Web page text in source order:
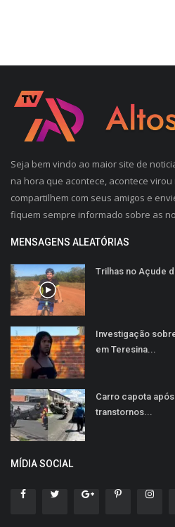
Seja bem vindo ao maior site de
na hora que acontece, acontece
compartilhem com seus amigos e
fiquem sempre informado sobre as
MENSAGENS ALEATÓRIAS
Trilhas no Açude
Investigação
em Teresina...
Carro capota
transtornos...
MÍDIA SOCIAL